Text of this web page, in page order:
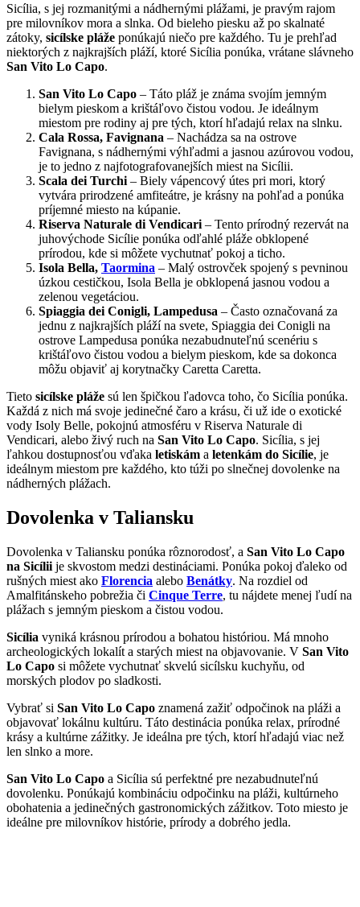
Sicília, s jej rozmanitými a nádhernými plážami, je pravým rajom
pre milovníkov mora a slnka. Od bieleho piesku až po skalnaté
zátoky, sicílske pláže ponúkajú niečo pre každého. Tu je prehľad
niektorých z najkrajších pláží, ktoré Sicília ponúka, vrátane slávneho
San Vito Lo Capo.
San Vito Lo Capo – Táto pláž je známa svojím jemným
bielym pieskom a krištáľovo čistou vodou. Je ideálnym
miestom pre rodiny aj pre tých, ktorí hľadajú relax na slnku.
Cala Rossa, Favignana – Nachádza sa na ostrove
Favignana, s nádhernými výhľadmi a jasnou azúrovou vodou,
je to jedno z najfotografovanejších miest na Sicílii.
Scala dei Turchi – Biely vápencový útes pri mori, ktorý
vytvára prirodzené amfiteátre, je krásny na pohľad a ponúka
príjemné miesto na kúpanie.
Riserva Naturale di Vendicari – Tento prírodný rezervát na
juhovýchode Sicílie ponúka odľahlé pláže obklopené
prírodou, kde si môžete vychutnať pokoj a ticho.
Isola Bella, Taormina – Malý ostrovček spojený s pevninou
úzkou cestičkou, Isola Bella je obklopená jasnou vodou a
zelenou vegetáciou.
Spiaggia dei Conigli, Lampedusa – Často označovaná za
jednu z najkrajších pláží na svete, Spiaggia dei Conigli na
ostrove Lampedusa ponúka nezabudnuteľnú scenériu s
krištáľovo čistou vodou a bielym pieskom, kde sa dokonca
môžu objaviť aj korytnačky Caretta Caretta.
Tieto sicílske pláže sú len špičkou ľadovca toho, čo Sicília ponúka.
Každá z nich má svoje jedinečné čaro a krásu, či už ide o exotické
vody Isoly Belle, pokojnú atmosféru v Riserva Naturale di
Vendicari, alebo živý ruch na San Vito Lo Capo. Sicília, s jej
ľahkou dostupnosťou vďaka letiskám a letenkám do Sicílie, je
ideálnym miestom pre každého, kto túži po slnečnej dovolenke na
nádherných plážach.
Dovolenka v Taliansku
Dovolenka v Taliansku ponúka rôznorodosť, a San Vito Lo Capo
na Sicílii je skvostom medzi destináciami. Ponúka pokoj ďaleko od
rušných miest ako Florencia alebo Benátky. Na rozdiel od
Amalfitánskeho pobrežia či Cinque Terre, tu nájdete menej ľudí na
plážach s jemným pieskom a čistou vodou.
Sicília vyniká krásnou prírodou a bohatou históriou. Má mnoho
archeologických lokalít a starých miest na objavovanie. V San Vito
Lo Capo si môžete vychutnať skvelú sicílsku kuchyňu, od
morských plodov po sladkosti.
Vybrať si San Vito Lo Capo znamená zažiť odpočinok na pláži a
objavovať lokálnu kultúru. Táto destinácia ponúka relax, prírodné
krásy a kultúrne zážitky. Je ideálna pre tých, ktorí hľadajú viac než
len slnko a more.
San Vito Lo Capo a Sicília sú perfektné pre nezabudnuteľnú
dovolenku. Ponúkajú kombináciu odpočinku na pláži, kultúrneho
obohatenia a jedinečných gastronomických zážitkov. Toto miesto je
ideálne pre milovníkov histórie, prírody a dobrého jedla.